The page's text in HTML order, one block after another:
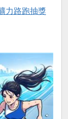
力路跑抽獎